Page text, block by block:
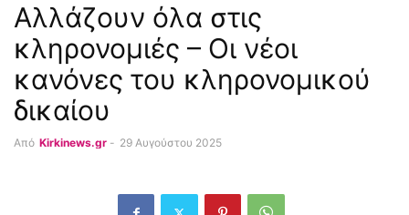
Αλλάζουν όλα στις
κληρονομιές – Οι νέοι
κανόνες του κληρονομικού
δικαίου
Από Kirkinews.gr - 29 Αυγούστου 2025